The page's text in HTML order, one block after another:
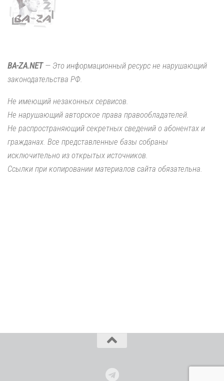
BA-ZA.NET— Это информационный ресурс не нарушающий
законодательства РФ.
Не имеющий незаконных сервисов.
Не нарушающий авторское права правообладателей.
Не распространяющий секретных сведений о абонентах и
гражданах. Все представленные базы собраны
исключительно из открытых источников.
Ссылки при копировании материалов сайта обязательна.